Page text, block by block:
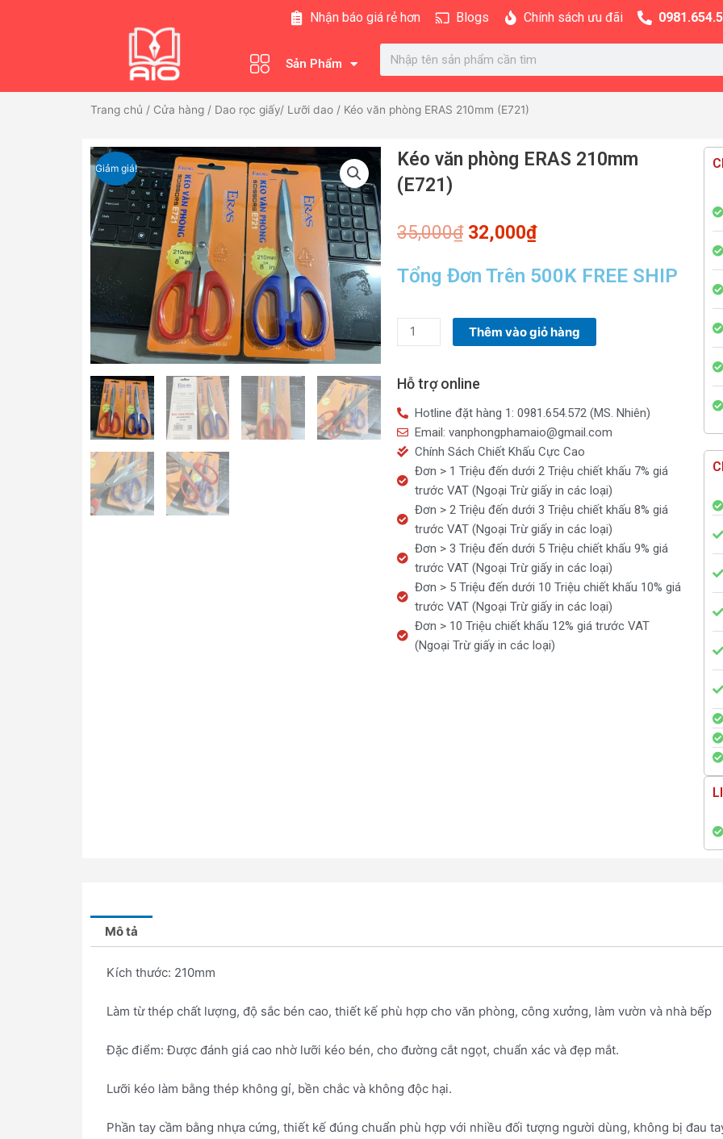
Nhận báo giá rẻ hơn Blogs Chính sách ưu đãi
Sản Phẩm
Search
Trang chủ / Cửa hàng / Dao rọc giấy/ Lưỡi dao / Kéo văn phòng ERAS 210mm (E721)
Giảm giá!
Kéo văn phòng ERAS 210mm
(E721)
35,000₫ Giá
là:
32,000₫Giá
tại
Tổng Đơn Trên 500K FREE SHIP
Kéo
văn
ERAS
210mm
(E721)
số
lượng
Thêm vào giỏ hàng
Hỗ trợ online
Hotline đặt hàng 1: 0981.654.572 (MS. Nhiên)
Email: vanphongphamaio@gmail.com
Chính Sách Chiết Khấu Cực Cao
Đơn > 1 Triệu đến dưới 2 Triệu chiết khấu 7% giá
trước VAT (Ngoại Trừ giấy in các loại)
Đơn > 2 Triệu đến dưới 3 Triệu chiết khấu 8% giá
trước VAT (Ngoại Trừ giấy in các loại)
Đơn > 3 Triệu đến dưới 5 Triệu chiết khấu 9% giá
trước VAT (Ngoại Trừ giấy in các loại)
Đơn > 5 Triệu đến dưới 10 Triệu chiết khấu 10% giá
trước VAT (Ngoại Trừ giấy in các loại)
Đơn > 10 Triệu chiết khấu 12% giá trước VAT
(Ngoại Trừ giấy in các loại)
Mô tả
Kích thước: 210mm
Làm từ thép chất lượng, độ sắc bén cao, thiết kế phù hợp cho văn phòng, công xưởng, làm vườn và nhà bếp
Đặc điểm: Được đánh giá cao nhờ lưỡi kéo bén, cho đường cắt ngọt, chuẩn xác và đẹp mắt.
Lưỡi kéo làm bằng thép không gỉ, bền chắc và không độc hại.
Phần tay cầm bằng nhựa cứng, thiết kế đúng chuẩn phù hợp với nhiều đối tượng người dùng, không bị đau